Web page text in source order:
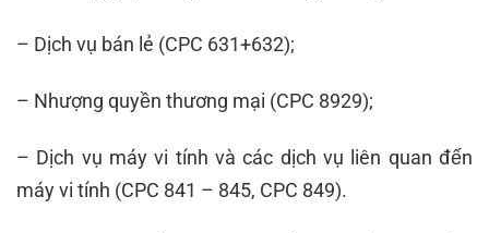
– Dịch vụ bán lẻ (CPC 631+632);
– Nhượng quyền thương mại (CPC 8929);
– Dịch vụ máy vi tính và các dịch vụ liên quan đến
máy vi tính (CPC 841 – 845, CPC 849).